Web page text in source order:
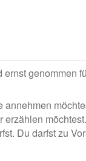
genommen
annehmen
erzählen möchtest.
Du darfst zu